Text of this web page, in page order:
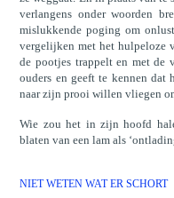
verlangens onder woorden
mislukkende poging om
vergelijken met het hulpeloze
de pootjes trappelt en met de
ouders en geeft te kennen dat
naar zijn prooi willen vliegen
Wie zou het in zijn hoofd
blaten van een lam als
NIET WETEN WAT ER SCHORT